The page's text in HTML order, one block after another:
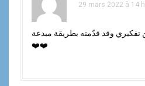
29 mars 2022 à 14
تفكيري وقد قدّمته بطريقة مبدعة
❤️❤️